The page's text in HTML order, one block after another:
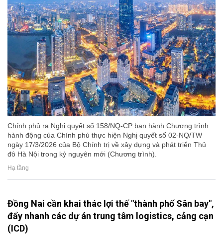
Chính phủ ra Nghị quyết số 158/NQ-CP ban hành Chương trình
hành động của Chính phủ thực hiện Nghị quyết số 02-NQ/TW
ngày 17/3/2026 của Bộ Chính trị về xây dựng và phát triển Thủ
đô Hà Nội trong kỷ nguyên mới (Chương trình).
Hạ tầng
Đồng Nai cần khai thác lợi thế "thành phố Sân bay",
đẩy nhanh các dự án trung tâm logistics, cảng cạn
(ICD)